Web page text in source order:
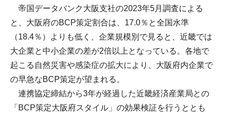
帝国データバンク大阪支社の2023年5月調査による
と、大阪府のBCP策定割合は、17.0％と全国水準
（18.4％）よりも低く、企業規模別で見ると、近畿では
大企業と中小企業の差が2倍以上となっている。各地で
起こる自然災害や感染症の拡大により、大阪府内企業で
の早急なBCP策定が望まれる。
連携協定締結から3年が経過した近畿経済産業局との
「BCP策定大阪府スタイル」の効果検証を行うととも